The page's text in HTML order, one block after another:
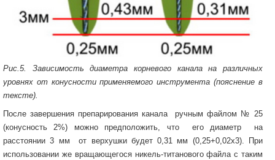
Рис.5. Зависимость диаметра корневого канала на различных
уровнях от конусности применяемого инструмента (пояснение в
тексте).
После завершения препарирования канала ручным файлом № 25
(конусность 2%) можно предположить, что его диаметр на
расстоянии 3 мм от верхушки будет 0,31 мм (0,25+0,02х3). При
использовании же вращающегося никель-титанового файла с таким